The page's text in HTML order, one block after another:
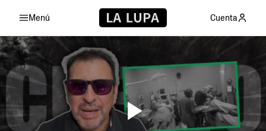
Menú Cuenta